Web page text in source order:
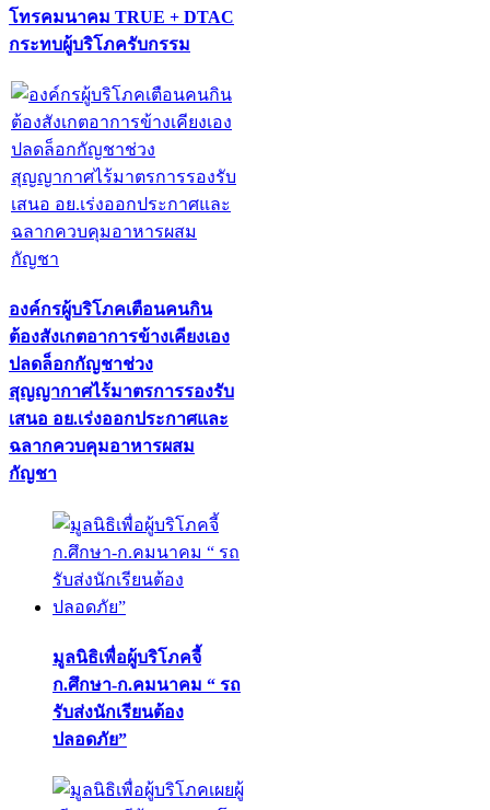
โทรคมนาคม TRUE + DTAC
กระทบผู้บริโภครับกรรม
องค์กรผู้บริโภคเตือนคนกิน
ต้องสังเกตอาการข้างเคียงเอง
ปลดล็อกกัญชาช่วง
สุญญากาศไร้มาตรการรองรับ
เสนอ อย.เร่งออกประกาศและ
ฉลากควบคุมอาหารผสม
กัญชา
มูลนิธิเพื่อผู้บริโภคจี้
ก.ศึกษา-ก.คมนาคม “ รถ
รับส่งนักเรียนต้อง
ปลอดภัย”